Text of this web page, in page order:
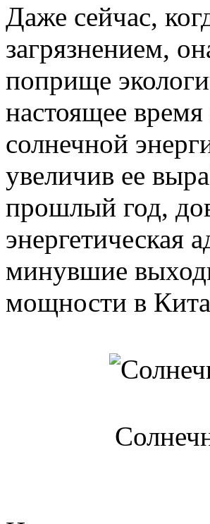
Даже сейчас,
загрязнением,
поприще
настоящее
солнечной
увеличив ее
прошлый год,
энергетическая
минувшие
мощности в